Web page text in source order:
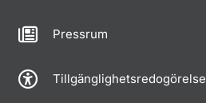
Pressrum
Tillgänglighetsredogörelse